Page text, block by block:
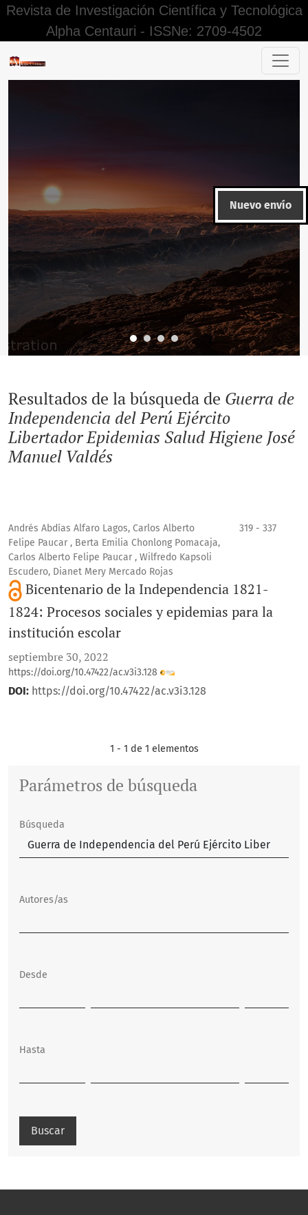
Revista de Investigación Científica y Tecnológica
Alpha Centauri - ISSNe: 2709-4502
Nuevo envío
Resultados de la búsqueda de Guerra de
Independencia del Perú Ejército
Libertador Epidemias Salud Higiene José
Manuel Valdés
Andrés Abdías Alfaro Lagos, Carlos Alberto
Felipe Paucar , Berta Emilia Chonlong Pomacaja,
Carlos Alberto Felipe Paucar , Wilfredo Kapsoli
Escudero, Dianet Mery Mercado Rojas
319 - 337
Bicentenario de la Independencia 1821-
1824: Procesos sociales y epidemias para la
institución escolar
septiembre 30, 2022
https://doi.org/10.47422/ac.v3i3.128
DOI: https://doi.org/10.47422/ac.v3i3.128
1 - 1 de 1 elementos
Parámetros de búsqueda
Búsqueda
Autores/as
Desde
Hasta
Buscar